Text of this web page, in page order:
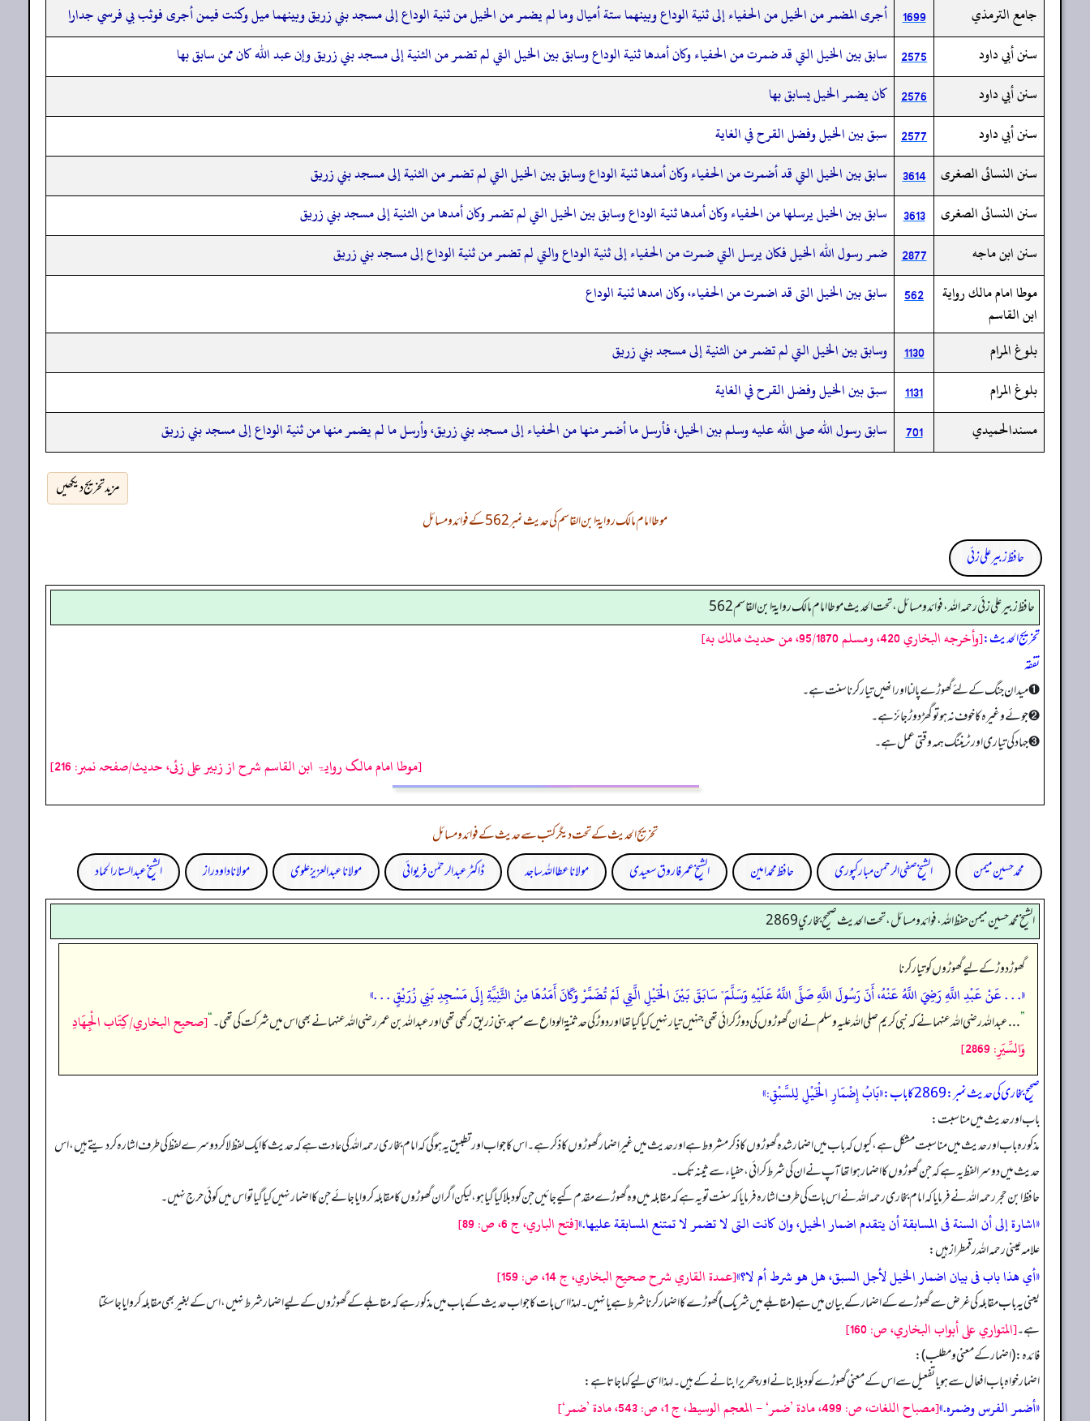
جامع الترمذي
1699 أجرى المضمر من الخيل من الحفياء إلى ثنية الوداع وبينهما ستة أميال وما لم يضمر من الخيل من ثنية الوداع إلى مسجد بني زريق وبينهما ميل وكنت فيمن أجرى فوثب بي فرسي جدارا
سنن أبي داود
2575 سابق بين الخيل التي قد ضمرت من الحفياء وكان أمدها ثنية الوداع وسابق بين الخيل التي لم تضمر من الثنية إلى مسجد بني زريق وإن عبد الله كان ممن سابق بها
سنن أبي داود
2576 كان يضمر الخيل يسابق بها
سنن أبي داود
2577 سبق بين الخيل وفضل القرح في الغاية
سنن النسائى الصغرى 3614
سابق بين الخيل التي قد أضمرت من الحفياء وكان أمدها ثنية الوداع وسابق بين الخيل التي لم تضمر من الثنية إلى مسجد بني زريق
سنن النسائى الصغرى
3613
سابق بين الخيل يرسلها من الحفياء وكان أمدها ثنية الوداع وسابق بين الخيل التي لم تضمر وكان أمدها من الثنية إلى مسجد بني زريق
سنن ابن ماجه
2877 ضمر رسول الله الخيل فكان يرسل التي ضمرت من الحفياء إلى ثنية الوداع والتي لم تضمر من ثنية الوداع إلى مسجد بني زريق
موطا امام مالك رواية
ابن القاسم
562 سابق بين الخيل التى قد اضمرت من الحفياء، وكان امدها ثنية الوداع
بلوغ المرام 1130
وسابق بين الخيل التي لم تضمر من الثنية إلى مسجد بني زريق
بلوغ المرام
1131
سبق بين الخيل وفضل القرح في الغاية
مسندالحميدي
701 سابق رسول الله صلى الله عليه وسلم بين الخيل، فأرسل ما أضمر منها من الحفياء إلى مسجد بني زريق، وأرسل ما لم يضمر منها من ثنية الوداع إلى مسجد بني زريق
مزید تخریج دیکھیں
موطا امام مالک روایۃ ابن القاسم کی حدیث نمبر 562 کے فوائد و مسائل
حافظ زبیر علی زئی
حافظ زبير على زئي رحمه الله، فوائد و مسائل، تحت الحديث موطا امام مالك رواية ابن القاسم 562
تخریج الحدیث:[وأخرجه البخاري 420، ومسلم 95/1870، من حديث مالك به]
تفقه
➊ میدان جنگ کے لئے گھوڑے پالنا اور انھیں تیار کرنا سنت ہے۔
➋ جوئے وغیرہ کا خوف نہ ہو تو گھڑ دوڑ جائز ہے۔
➌ جہاد کی تیاری اور ٹریننگ ہمہ وقتی عمل ہے۔
[موطا امام مالک روایۃ ابن القاسم شرح از زبیر علی زئی، حدیث/صفحہ نمبر: 216]
تخریج الحدیث کے تحت دیگر کتب سے حدیث کے فوائد و مسائل
محمد حسین میمن
الشیخ صفی الرحمن مبارکپوری حافظ محمد امین الشیخ عمر فاروق سعیدی مولانا عطا اللہ ساجد ڈاکٹر عبدالرحمٰن فریوائی مولانا عبد العزیز علوی مولانا داود راز الشیخ عبدالستار الحماد
الشيخ محمد حسين ميمن حفظ الله، فوائد و مسائل، تحت الحديث صحيح بخاري 2869
گھوڑ دوڑ کے لیے گھوڑوں کو تیار کرنا
«. . . عَنْ عَبْدِ اللَّهِ رَضِيَ اللَّهُ عَنْهُ، أَنّ رَسُولَ اللَّهِ صَلَّى اللَّهُ عَلَيْهِ وَسَلَّمَ" سَابَقَ بَيْنَ الْخَيْلِ الَّتِي لَمْ تُضَمَّرْ وَكَانَ أَمَدُهَا مِنْ الثَّنِيَّةِ إِلَى مَسْجِدِ بَنِي زُرَيْقٍ . . .»
”. . . عبداللہ رضی اللہ عنہما نے کہ نبی کریم صلی اللہ علیہ وسلم نے ان گھوڑوں کی دوڑ کرائی تھی جنہیں تیار نہیں کیا گیا تھا اور دوڑ کی حد ثنیۃ الوداع سے مسجد بنی زریق رکھی تھی اور عبداللہ بن عمر رضی اللہ عنہما نے بھی اس میں شرکت کی تھی۔“[صحيح البخاري/كِتَاب الْجِهَادِ
وَالسِّيَرِ: 2869]
صحیح بخاری کی حدیث نمبر: 2869 کا باب: «بَابُ إِضْمَارِ الْخَيْلِ لِلسَّبْقِ:»
باب اور حدیث میں مناسبت:
مذکورہ باب اور حدیث میں مناسبت مشکل ہے، کیوں کہ باب میں اضمار شدہ گھوڑوں کا ذکر مشروط ہے اور حدیث میں غیر اضمار گھوڑوں کا ذکر ہے۔ اس کا جواب اور تطبیق یہ ہو گی کہ امام بخاری رحمہ اللہ کی عادت ہے کہ حدیث کا ایک لفظ لا کر دوسرے لفظ کی طرف اشارہ کر دیتے ہیں، اس
حدیث میں دوسرا لفظ یہ ہے کہ جن گھوڑوں کا اضمار ہوا تھا آپ نے ان کی شرط کرائی، حفیاءسے ثینہ تک۔
حافظ ابن حجر رحمہ اللہ نے فرمایا کہ امام بخاری رحمہ اللہ نے اس بات کی طرف اشارہ فرمایا کہ سنت تو یہ ہے کہ مقابلہ میں وہ گھوڑے مقدم کیے جائیں جن کو دبلا کیا گیا ہو، لیکن اگر ان گھوڑوں کا مقابلہ کروایا جائے جن کا اضمار نہیں کیا گیا تو اس میں کوئی حرج نہیں۔
«اشارة إلى أن السنة فى المسابقة أن يتقدم اضمار الخيل، وان كانت التى لا تضمر لا تمتنع المسابقة عليها.»[فتح الباري، ج 6، ص: 89]
علامہ عینی رحمہ اللہ رقمطراز ہیں:
«أي هذا باب فى بيان اضمار الخيل لأجل السبق، هل هو شرط أم لا؟»[عمدة القاري شرح صحيح البخاري، ج 14، ص: 159]
یعنی یہ باب مقابلہ کی غرض سے گھوڑے کے اضمار کے بیان میں ہے (مقابلے میں شریک) گھوڑے کا اضمار کرنا شرط ہے یا نہیں۔ لہذا اس بات کا جواب حدیث کے باب میں مذکور ہے کہ مقابلے کے گھوڑوں کے لیے اضمار شرط نہیں، اس کے بغیر بھی مقابلہ کروایا جا سکتا
ہے۔[المتواري على أبواب البخاري، ص: 160]
فائدہ: (اضمار کے معنی و مطلب):
اضمار خواہ باب افعال سے ہو یا تفعیل سے اس کے معنی گھوڑے کو دبلا بنانے اور چھریرا بنانے کے ہیں۔ لہذا اسی لیے کہا جاتا ہے:
«أضمر الفرس وضمره.»[مصباح اللغات، ص: 499، مادة ’ضمر‘ - المعجم الوسيط، ج 1، ص: 543، مادة ’ضمر‘]